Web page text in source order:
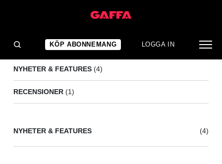
KÖP ABONNEMANG LOGGA IN
NYHETER & FEATURES (4)
RECENSIONER (1)
NYHETER & FEATURES (4)